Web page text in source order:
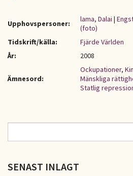
Upphovspersoner: lama, Dalai |
(foto)
Tidskrift/källa:
Fjärde Världen
År:
2008
Ämnesord:
Ockupationer,
Mänskliga
Statlig
SÖKFORMULÄR
SENAST INLAGT